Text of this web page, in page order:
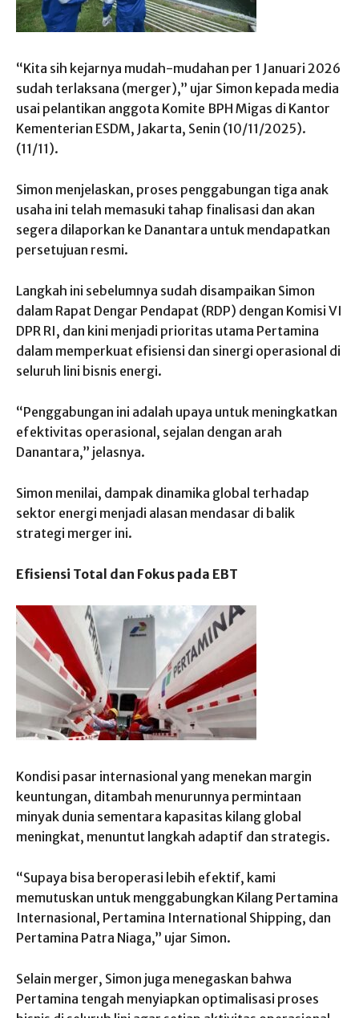
“Kita sih kejarnya mudah-mudahan per 1 Januari 2026
sudah terlaksana (merger),” ujar Simon kepada media
usai pelantikan anggota Komite BPH Migas di Kantor
Kementerian ESDM, Jakarta, Senin (10/11/2025).
(11/11).
Simon menjelaskan, proses penggabungan tiga anak
usaha ini telah memasuki tahap finalisasi dan akan
segera dilaporkan ke Danantara untuk mendapatkan
persetujuan resmi.
Langkah ini sebelumnya sudah disampaikan Simon
dalam Rapat Dengar Pendapat (RDP) dengan Komisi VI
DPR RI, dan kini menjadi prioritas utama Pertamina
dalam memperkuat efisiensi dan sinergi operasional di
seluruh lini bisnis energi.
“Penggabungan ini adalah upaya untuk meningkatkan
efektivitas operasional, sejalan dengan arah
Danantara,” jelasnya.
Simon menilai, dampak dinamika global terhadap
sektor energi menjadi alasan mendasar di balik
strategi merger ini.
Efisiensi Total dan Fokus pada EBT
Kondisi pasar internasional yang menekan margin
keuntungan, ditambah menurunnya permintaan
minyak dunia sementara kapasitas kilang global
meningkat, menuntut langkah adaptif dan strategis.
“Supaya bisa beroperasi lebih efektif, kami
memutuskan untuk menggabungkan Kilang Pertamina
Internasional, Pertamina International Shipping, dan
Pertamina Patra Niaga,” ujar Simon.
Selain merger, Simon juga menegaskan bahwa
Pertamina tengah menyiapkan optimalisasi proses